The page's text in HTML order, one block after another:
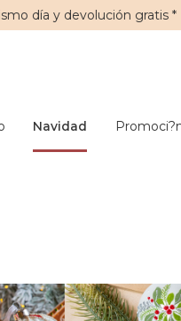
día y devolución gratis*
Navidad